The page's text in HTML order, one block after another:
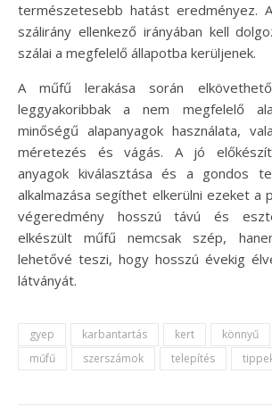
természetesebb hatást eredményez.
szálirány ellenkező irányában kell
szálai a megfelelő állapotba kerüljenek.
A műfű lerakása során
leggyakoribbak a nem megfelelő
minőségű alapanyagok használata,
méretezés és vágás. A jó
anyagok kiválasztása és a gondos
alkalmazása segíthet elkerülni ezeket a
végeredmény hosszú távú és
elkészült műfű nemcsak szép,
lehetővé teszi, hogy hosszú évekig
látványát.
gyep karbantartás kert könnyű
műfű
szerszámok telepítés